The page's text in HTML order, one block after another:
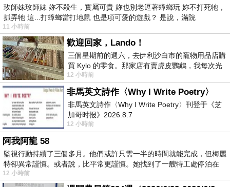
玫師妹玫師妹 妳不殺生，實屬可貴 妳也別老逗著蟑螂玩 妳不打死牠，
抓弄牠 這...打蟑螂當打地鼠 也是項可愛的遊戲？ 是說，滿院
11 小時前
歡迎回家，Lando！
三個星期前的週六，去伊利沙白市的寵物用品店購
買 Kylo 的零食。那家店有賣虎皮鸚鵡，我每次光
顧都會去看一下。他們偶爾會引進 C
12 小時前
非馬英文詩作〈Why I Write Poetry〉
非馬英文詩作〈Why I Write Poetry〉刊登于《芝
加哥时报》2026.8.7
12 小時前
阿我阿龍 58
監視行動持續了三個多月。他們或許只需一半的時間就能完成，但梅麗
特卻異常謹慎。或者說，比平常更謹慎。她找到了一艘特工處停泊在
12 小時前